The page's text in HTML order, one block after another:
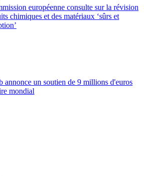
européenne consulte sur la révision
chimiques et des matériaux ‘sûrs et
annonce un soutien de 9 millions d'euros
mondial